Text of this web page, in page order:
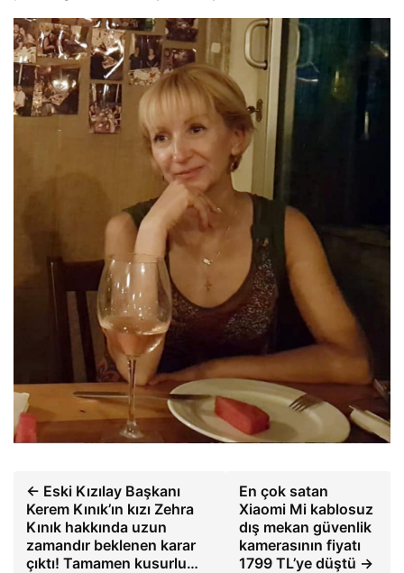
← Eski Kızılay Başkanı
Kerem Kınık’ın kızı Zehra
Kınık hakkında uzun
zamandır beklenen karar
çıktı! Tamamen kusurlu…
En çok satan
Xiaomi Mi kablosuz
dış mekan güvenlik
kamerasının fiyatı
1799 TL’ye düştü →